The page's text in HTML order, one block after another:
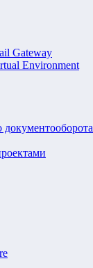
Gateway
Environment